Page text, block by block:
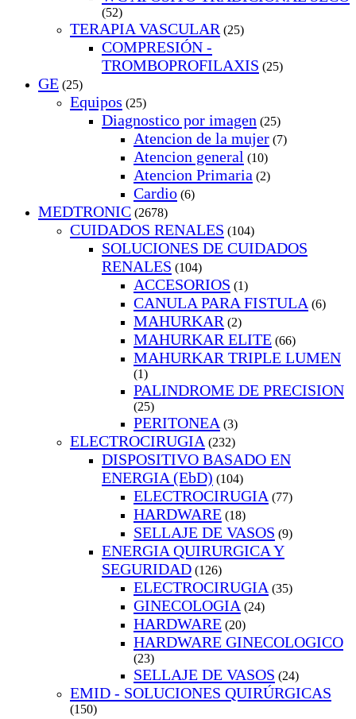
(52)
TERAPIA VASCULAR (25)
COMPRESIÓN -
TROMBOPROFILAXIS (25)
GE (25)
Equipos (25)
Diagnostico por imagen (25)
Atencion de la mujer (7)
Atencion general (10)
Atencion Primaria (2)
Cardio (6)
MEDTRONIC (2678)
CUIDADOS RENALES (104)
SOLUCIONES DE CUIDADOS
RENALES (104)
ACCESORIOS (1)
CANULA PARA FISTULA (6)
MAHURKAR (2)
MAHURKAR ELITE (66)
MAHURKAR TRIPLE LUMEN
(1)
PALINDROME DE PRECISION
(25)
PERITONEA (3)
ELECTROCIRUGIA (232)
DISPOSITIVO BASADO EN
ENERGIA (EbD) (104)
ELECTROCIRUGIA (77)
HARDWARE (18)
SELLAJE DE VASOS (9)
ENERGIA QUIRURGICA Y
SEGURIDAD (126)
ELECTROCIRUGIA (35)
GINECOLOGIA (24)
HARDWARE (20)
HARDWARE GINECOLOGICO
(23)
SELLAJE DE VASOS (24)
EMID - SOLUCIONES QUIRÚRGICAS
(150)